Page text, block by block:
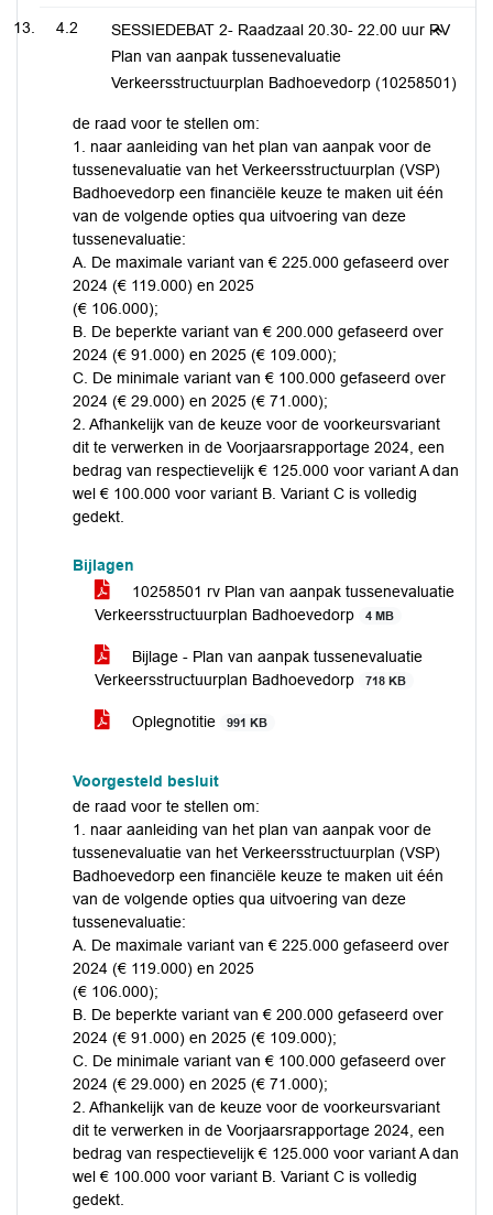
4.2
SESSIEDEBAT 2- Raadzaal 20.30- 22.00 uur RV
Plan van aanpak tussenevaluatie
Verkeersstructuurplan Badhoevedorp (10258501)
de raad voor te stellen om:
1. naar aanleiding van het plan van aanpak voor de
tussenevaluatie van het Verkeersstructuurplan (VSP)
Badhoevedorp een financiële keuze te maken uit één
van de volgende opties qua uitvoering van deze
tussenevaluatie:
A. De maximale variant van € 225.000 gefaseerd over
2024 (€ 119.000) en 2025
(€ 106.000);
B. De beperkte variant van € 200.000 gefaseerd over
2024 (€ 91.000) en 2025 (€ 109.000);
C. De minimale variant van € 100.000 gefaseerd over
2024 (€ 29.000) en 2025 (€ 71.000);
2. Afhankelijk van de keuze voor de voorkeursvariant
dit te verwerken in de Voorjaarsrapportage 2024, een
bedrag van respectievelijk € 125.000 voor variant A dan
wel € 100.000 voor variant B. Variant C is volledig
gedekt.
Bijlagen
10258501 rv Plan van aanpak tussenevaluatie
Verkeersstructuurplan Badhoevedorp
4 MB
Bijlage - Plan van aanpak tussenevaluatie
Verkeersstructuurplan Badhoevedorp
718 KB
Oplegnotitie 991 KB
Voorgesteld besluit
de raad voor te stellen om:
1. naar aanleiding van het plan van aanpak voor de
tussenevaluatie van het Verkeersstructuurplan (VSP)
Badhoevedorp een financiële keuze te maken uit één
van de volgende opties qua uitvoering van deze
tussenevaluatie:
A. De maximale variant van € 225.000 gefaseerd over
2024 (€ 119.000) en 2025
(€ 106.000);
B. De beperkte variant van € 200.000 gefaseerd over
2024 (€ 91.000) en 2025 (€ 109.000);
C. De minimale variant van € 100.000 gefaseerd over
2024 (€ 29.000) en 2025 (€ 71.000);
2. Afhankelijk van de keuze voor de voorkeursvariant
dit te verwerken in de Voorjaarsrapportage 2024, een
bedrag van respectievelijk € 125.000 voor variant A dan
wel € 100.000 voor variant B. Variant C is volledig
gedekt.